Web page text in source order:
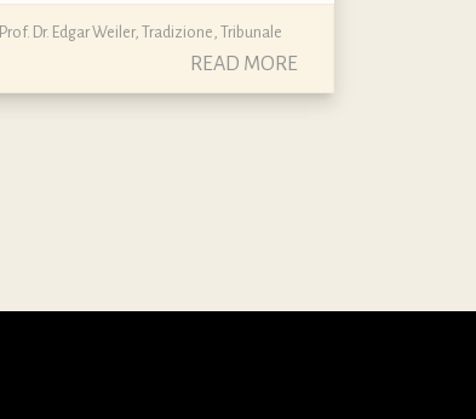
Prof. Dr. Edgar Weiler, Tradizione, Tribunale
READ MORE